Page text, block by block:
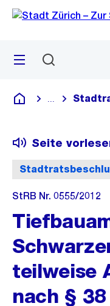
Navigation
Sprunglink
Menü
Deutsch
Blende alle
Seite
StRB Nr. 0555/2012
teilweise
nach § 38